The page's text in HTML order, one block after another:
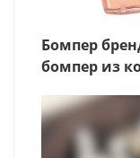
Бомпер
бомпер из